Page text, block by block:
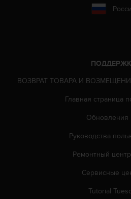
ВОЗВРАТ ТОВАРА И
Главная страница
Руководства
Ремонтный
Сервисные
Tutorial